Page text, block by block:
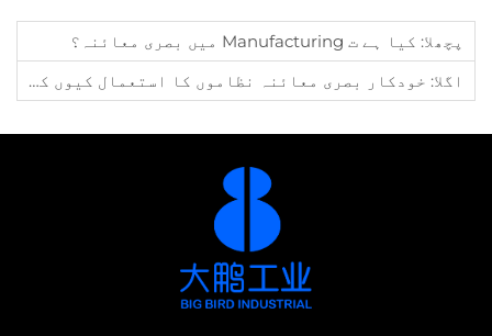
پچھلا: کیا ہے ت Manufacturing میں بصری معائنہ؟
اگلا: خودکار بصری معائنہ نظاموں کا استعمال کیوں کریں؟